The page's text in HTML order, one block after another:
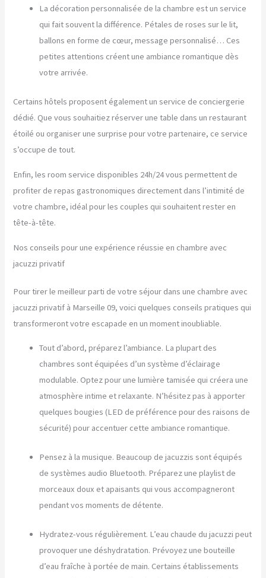
La décoration personnalisée de la chambre est un service
qui fait souvent la différence. Pétales de roses sur le lit,
ballons en forme de cœur, message personnalisé… Ces
petites attentions créent une ambiance romantique dès
votre arrivée.
Certains hôtels proposent également un service de conciergerie
dédié. Que vous souhaitiez réserver une table dans un restaurant
étoilé ou organiser une surprise pour votre partenaire, ce service
s’occupe de tout.
Enfin, les room service disponibles 24h/24 vous permettent de
profiter de repas gastronomiques directement dans l’intimité de
votre chambre, idéal pour les couples qui souhaitent rester en
tête-à-tête.
Nos conseils pour une expérience réussie en chambre avec
jacuzzi privatif
Pour tirer le meilleur parti de votre séjour dans une chambre avec
jacuzzi privatif à Marseille 09, voici quelques conseils pratiques qui
transformeront votre escapade en un moment inoubliable.
Tout d’abord, préparez l’ambiance. La plupart des
chambres sont équipées d’un système d’éclairage
modulable. Optez pour une lumière tamisée qui créera une
atmosphère intime et relaxante. N’hésitez pas à apporter
quelques bougies (LED de préférence pour des raisons de
sécurité) pour accentuer cette ambiance romantique.
Pensez à la musique. Beaucoup de jacuzzis sont équipés
de systèmes audio Bluetooth. Préparez une playlist de
morceaux doux et apaisants qui vous accompagneront
pendant vos moments de détente.
Hydratez-vous régulièrement. L’eau chaude du jacuzzi peut
provoquer une déshydratation. Prévoyez une bouteille
d’eau fraîche à portée de main. Certains établissements